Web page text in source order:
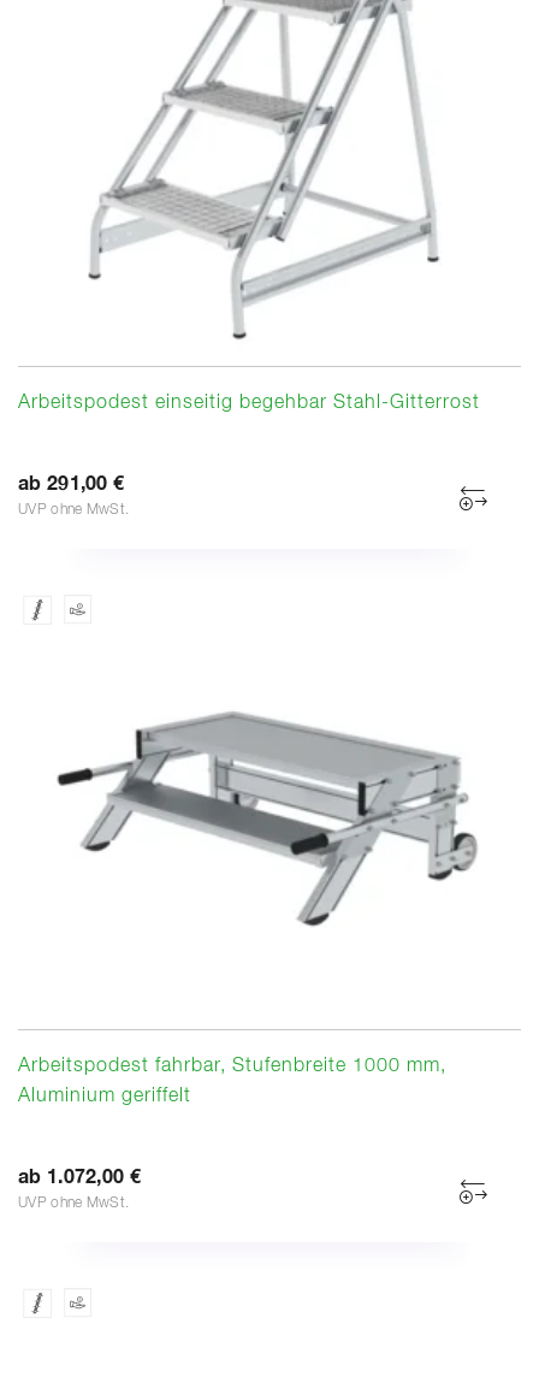
Arbeitspodest einseitig begehbar Stahl-Gitterrost
ab 291,00 €
UVP ohne MwSt.
Arbeitspodest fahrbar, Stufenbreite 1000 mm,
Aluminium geriffelt
ab 1.072,00 €
UVP ohne MwSt.